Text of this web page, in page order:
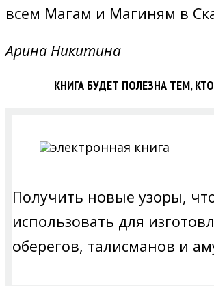
всем Магам и Магиням в
Арина Никитина
КНИГА БУДЕТ ПОЛЕЗНА ТЕМ,
Получить новые узоры,
использовать для
оберегов, талисманов и